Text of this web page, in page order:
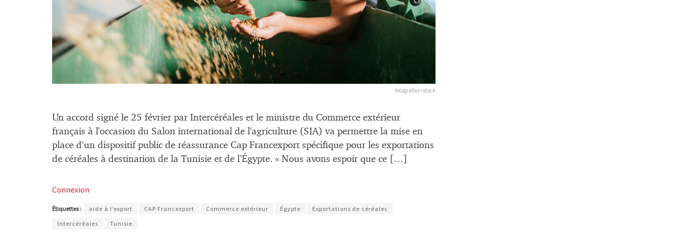
fotografixx-istock
Un accord signé le 25 février par Intercéréales et le ministre du Commerce extérieur
français à l'occasion du Salon international de l'agriculture (SIA) va permettre la mise en
place d’un dispositif public de réassurance Cap Francexport spécifique pour les exportations
de céréales à destination de la Tunisie et de l’Égypte. « Nous avons espoir que ce […]
Connexion
Étiquettes : aide à l’export CAP Francexport Commerce extérieur Égypte
Exportations de céréales
Intercéréales
Tunisie